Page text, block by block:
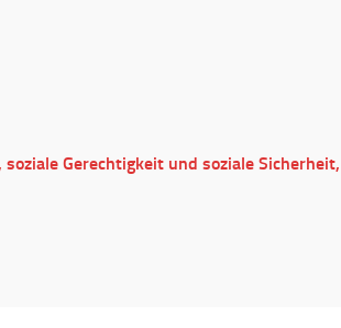
Gerechtigkeit und soziale